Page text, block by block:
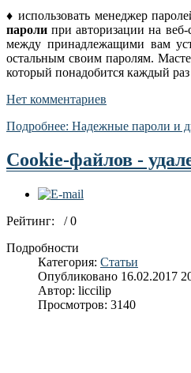
♦ использовать менеджер
пароли при авторизации на
между принадлежащими вам
остальным своим паролям.
который понадобится каждый
Нет комментариев
Подробнее: Надежные пароли и
Cookie-файлов -
Рейтинг:
/ 0
Подробности
Категория: Статьи
Опубликовано 16.02.2017
Автор: liccilip
Просмотров: 3140